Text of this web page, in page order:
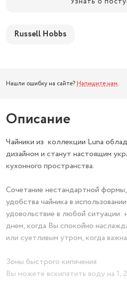
Russell Hobbs
Нашли ошибку на сайте? Напишите нам.
Описание
Чайники из коллекции Luna
дизайном и станут настоящим
кухонного пространства.
Сочетание нестандартной
удобства чайника в
удовольствие в любой ситуации:
днем, когда Вы спокойно
или суетливым утром, когда
Зоны быстрого кипячения
Вы можете вскипятить воду на 1,